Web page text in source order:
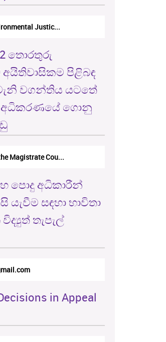
Justic...
තොරතුරු
අයිතිවාසිකම පිළිබඳ
වගන්තිය යටතේ
අධිකරණයේ ගොනු
Magistrate Cou...
පොදු අධිකාරීන්
සඳහා භාවිතා
තැපැල්
in Appeal